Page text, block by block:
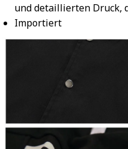
und detaillierten Druck,
Importiert